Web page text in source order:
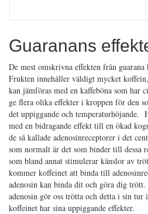
Guaranans
De mest omskrivna effekten från
Frukten innehåller väldigt mycket
kan jämföras med en kaffeböna som
ge flera olika effekter i kroppen för den
det uppiggande och temperaturhöjande.
med en bidragande effekt till en ökad
de så kallade adenosinreceptorer i det
som normalt är det som binder till dessa
som bland annat stimulerar känslor av
kommer koffeinet att binda till
adenosin kan binda dit och göra dig
adenosin gör oss trötta och detta i sin
koffeinet har sina uppiggande effekter.